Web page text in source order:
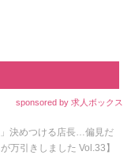
sponsored by 求人ボックス
決めつける店長…偏見だ
万引きしました Vol.33】